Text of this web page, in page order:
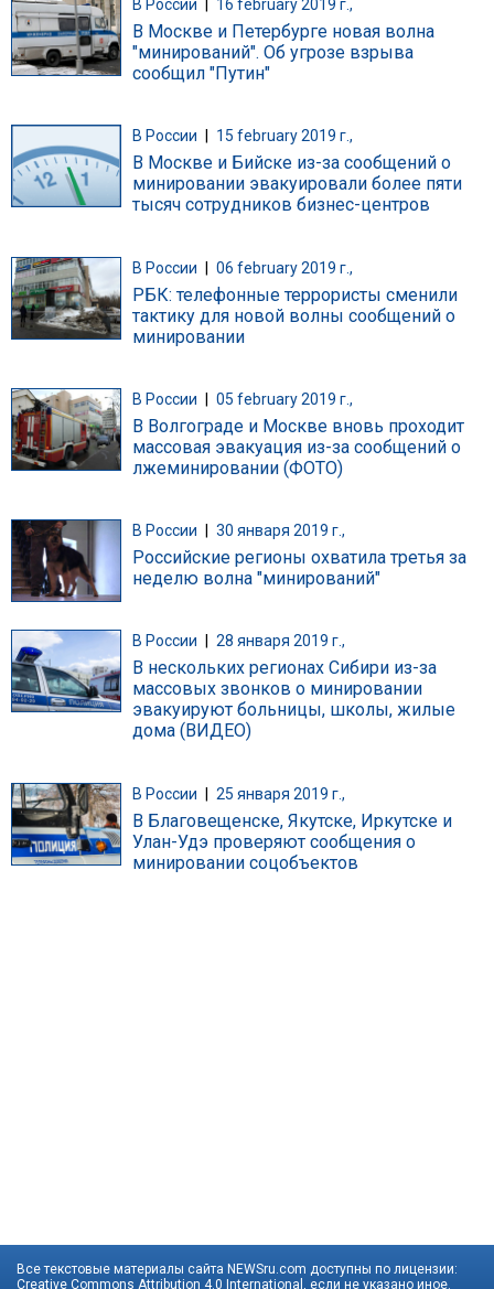
В России 16 february 2019 г.,
В Москве и Петербурге новая волна
"минирований". Об угрозе взрыва
сообщил "Путин"
В России 15 february 2019 г.,
В Москве и Бийске из-за сообщений о
минировании эвакуировали более пяти
тысяч сотрудников бизнес-центров
В России | 06 february 2019 г.,
РБК: телефонные террористы сменили
тактику для новой волны сообщений о
минировании
В России 05 february 2019 г.,
В Волгограде и Москве вновь проходит
массовая эвакуация из-за сообщений о
лжеминировании (ФОТО)
В России 30 января 2019 г.,
Российские регионы охватила третья за
неделю волна "минирований"
В России 28 января 2019 г.,
В нескольких регионах Сибири из-за
массовых звонков о минировании
эвакуируют больницы, школы, жилые
дома (ВИДЕО)
В России | 25 января 2019 г.,
В Благовещенске, Якутске, Иркутске и
Улан-Удэ проверяют сообщения о
минировании соцобъектов
Все текстовые материалы сайта NEWSru.com доступны по лицензии:
Creative Commons Attribution 4.0 International , если не указано иное.